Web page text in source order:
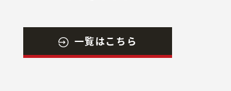
一覧はこちら